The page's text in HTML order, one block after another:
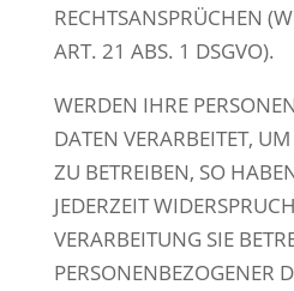
RECHTSANSPRÜCHEN
ART. 21 ABS. 1 DSGVO).
WERDEN IHRE
DATEN VERARBEITET,
ZU BETREIBEN, SO
JEDERZEIT
VERARBEITUNG SIE
PERSONENBEZOGENER